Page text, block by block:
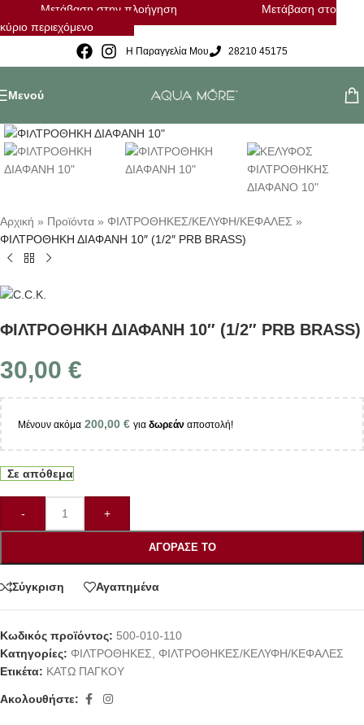
Μετάβαση στην πλοήγηση
Μετάβαση στο
κύριο περιεχόμενο
Η Παραγγελία Μου 28210 45175
Μενού
Αρχική » Προϊόντα » ΦΙΛΤΡΟΘΗΚΕΣ/ΚΕΛΥΦΗ/ΚΕΦΑΛΕΣ »
ΦΙΛΤΡΟΘΗΚΗ ΔΙΑΦΑΝΗ 10″ (1/2″ PRB BRASS)
ΦΙΛΤΡΟΘΗΚΗ ΔΙΑΦΑΝΗ 10″ (1/2″ PRB BRASS)
30,00 €
Μένουν ακόμα 200,00 € για δωρεάν αποστολή!
Σε απόθεμα
- +
ΑΓΌΡΑΣΕ ΤΟ
Σύγκριση Αγαπημένα
Κωδικός προϊόντος: 500-010-110
Κατηγορίες: ΦΙΛΤΡΟΘΗΚΕΣ
ΦΙΛΤΡΟΘΗΚΕΣ/ΚΕΛΥΦΗ/ΚΕΦΑΛΕΣ
Ετικέτα: ΚΑΤΩ ΠΑΓΚΟΥ
Ακολουθήστε: